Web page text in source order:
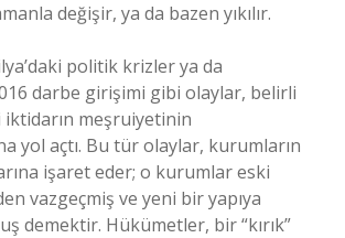
değişir, ya da bazen yıkılır.
politik krizler ya da
darbe girişimi gibi olaylar, belirli
meşruiyetinin
yol açtı. Bu tür olaylar, kurumların
işaret eder; o kurumlar eski
vazgeçmiş ve yeni bir yapıya
demektir. Hükümetler, bir “kırık”